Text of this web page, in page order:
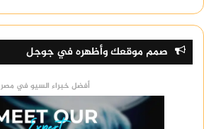
صمم موقعك وأظهره في جوجل
أفضل خبراء السيو في مصر